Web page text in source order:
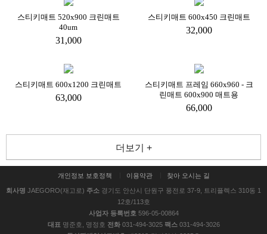
스티키매트 520x900 크린매트
40um
31,000
스티키매트 600x450 크린매트
32,000
스티키매트 600x1200 크린매트
63,000
스티키매트 프레임 660x960 - 크
린매트 600x900 매트용
66,000
더보기 +
개인정보 보호정책 이용약관 찾아 오시는 길
회사명 JAEGORO(재고로) 주소 경기도 안산시 단원구 풍전로 37-9, 트리플렉스 310동 1
12호/113호
사업자 등록번호 596-05-00864
대표 명준호, 명정호 전화031-494-3025 팩스031-494-3026